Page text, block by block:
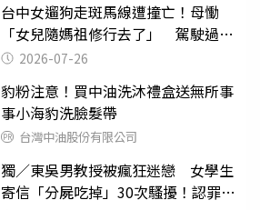
台中女遛狗走斑馬線遭撞亡！母慟
「女兒隨媽祖修行去了」 駕駛過失
致死判9月
2026-07-26
豹粉注意！買中油洗沐禮盒送無所事
事小海豹洗臉髮帶
台灣中油股份有限公司
獨／東吳男教授被瘋狂迷戀 女學生
寄信「分屍吃掉」30次騷擾！認罪免